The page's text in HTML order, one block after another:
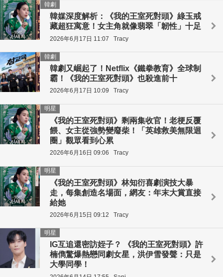
韓媒深度解析：《我的王室死對頭》綠玉戒
藏超狂寓意！女主角就像翡翠「韌性」十足
韓劇
2026年6月17日 11:07 Tracy
韓劇又崛起了！Netflix《鐵拳教育》全球制
霸！《我的王室死對頭》也殺進前十
韓劇
2026年6月17日 10:09 Tracy
《我的王室死對頭》剩兩集收官！老梗反覆
餵、女主從強勢變廢柴！「英雄救美無限迴
圈」觀眾看到心累
明星
2026年6月16日 09:06 Tracy
《我的王室死對頭》林知衍喜劇演技大暴
走，每集創造名場面，網友：年末大賞直接
給她
明星
2026年6月15日 09:12 Tracy
IG互追還密訪姪子？ 《我的王室死對頭》許
楠儁驚爆熱戀同劇女星，洪伊雪發聲：只是
大學同學！
明星